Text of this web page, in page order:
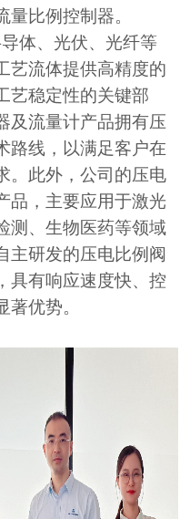
比例控制器。
体、光伏、光纤等
艺流体提供高精度的
艺稳定性的关键部
及流量计产品拥有压
路线，以满足客户在
。此外，公司的压电
品，主要应用于激光
测、生物医药等领域
主研发的压电比例阀
具有响应速度快、控
优势。